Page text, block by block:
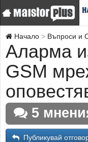
Начало Въпроси и
Аларма
GSM
5
Публикувай